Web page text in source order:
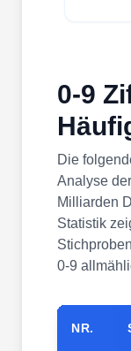
0-9
Die
Analyse
Milliarden
Statistik
0-9
NR.